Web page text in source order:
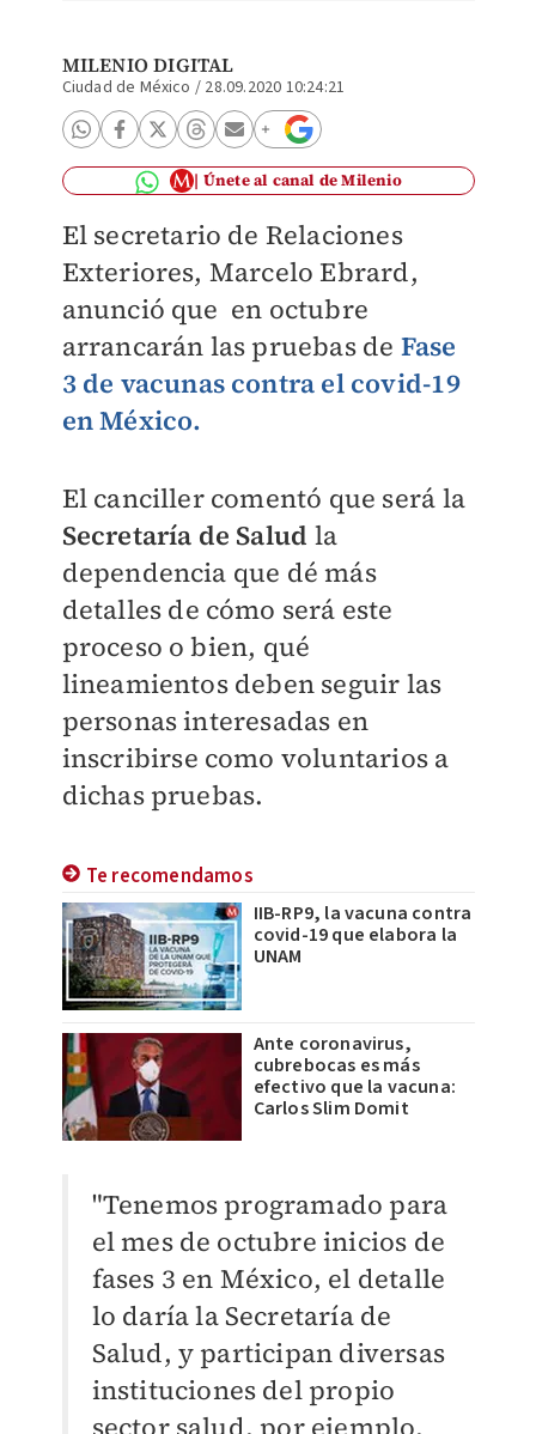
MILENIO DIGITAL
Ciudad de México / 28.09.2020 10:24:21
Únete al canal de Milenio
El secretario de Relaciones
Exteriores, Marcelo Ebrard,
anunció que en octubre
arrancarán las pruebas de Fase
3 de vacunas contra el covid-19
en México.
El canciller comentó que será la
Secretaría de Salud la
dependencia que dé más
detalles de cómo será este
proceso o bien, qué
lineamientos deben seguir las
personas interesadas en
inscribirse como voluntarios a
dichas pruebas.
Te recomendamos
IIB-RP9, la vacuna contra
covid-19 que elabora la
UNAM
Ante coronavirus,
cubrebocas es más
efectivo que la vacuna:
Carlos Slim Domit
"Tenemos programado para
el mes de octubre inicios de
fases 3 en México, el detalle
lo daría la Secretaría de
Salud, y participan diversas
instituciones del propio
sector salud, por ejemplo,